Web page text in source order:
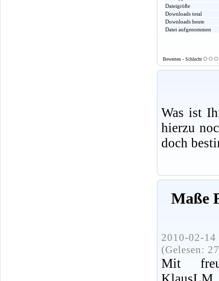
Dateigröße
Downloads total
Downloads heute
Datei aufgenommen
Bewerten - Schlecht
Was ist
hierzu
doch
Maße
2010-02-
(Gelesen:
Mit